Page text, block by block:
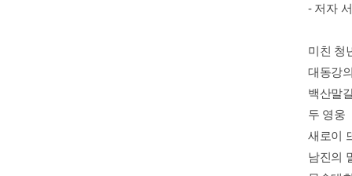
- 저자
미친 청
대동강
백산말
두 영웅
새로이
남진의